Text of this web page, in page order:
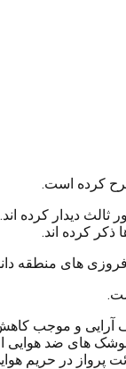
کرده است.
کشور ثالث دیدار
کرده اند.
های منطقه
صف آرایی و موجب
پرواز در حریم